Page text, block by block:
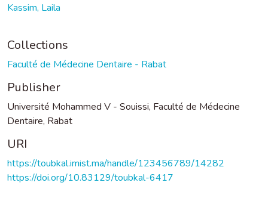
Kassim, Laila
Collections
Faculté de Médecine Dentaire - Rabat
Publisher
Université Mohammed V - Souissi, Faculté de Médecine
Dentaire, Rabat
URI
https://toubkal.imist.ma/handle/123456789/14282
https://doi.org/10.83129/toubkal-6417